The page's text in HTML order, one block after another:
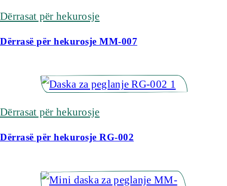
Dërrasat për hekurosje
Dërrasë për hekurosje MM-007
Dërrasat për hekurosje
Dërrasë për hekurosje RG-002